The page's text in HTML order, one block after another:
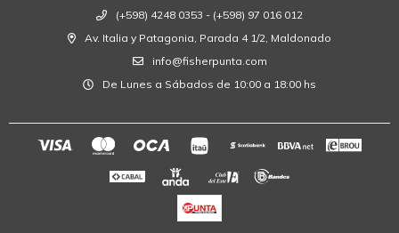
(+598) 4248 0353 - (+598) 97 016 012
Av. Italia y Patagonia, Parada 4 1/2, Maldonado
info@fisherpunta.com
De Lunes a Sábados de 10:00 a 18:00 hs